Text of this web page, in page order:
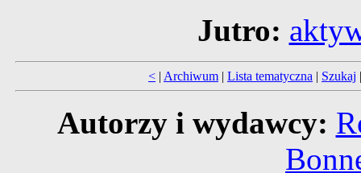
Jutro:
< | Archiwum | Lista tematyczna | Szukaj
Autorzy i wydawcy: